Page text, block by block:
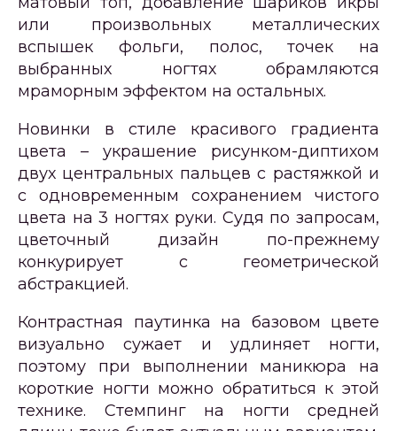
или произвольных металлических
вспышек фольги, полос, точек на
выбранных ногтях обрамляются
мраморным эффектом на остальных.
Новинки в стиле красивого градиента
цвета – украшение рисунком-диптихом
двух центральных пальцев с растяжкой и
с одновременным сохранением чистого
цвета на 3 ногтях руки. Судя по запросам,
цветочный дизайн по-прежнему
конкурирует с геометрической
абстракцией.
Контрастная паутинка на базовом цвете
визуально сужает и удлиняет ногти,
поэтому при выполнении маникюра на
короткие ногти можно обратиться к этой
технике. Стемпинг на ногти средней